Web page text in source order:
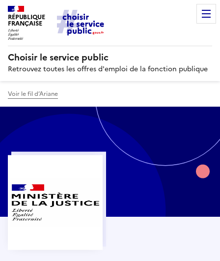
RÉPUBLIQUE
FRANÇAISE
Choisir le service public
Retrouvez toutes les offres d'emploi de la fonction publique
Voir le fil d’Ariane